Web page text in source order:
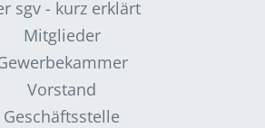
sgv - kurz erklärt
Mitglieder
Vorstand
Geschäftsstelle